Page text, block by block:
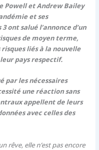
Powell et Andrew Bailey
et ses
ont salué l’annonce d’un
de moyen terme,
liés à la nouvelle
pays respectif.
par les nécessaires
une réaction sans
appellent de leurs
avec celles des
rêve, elle n’est pas encore